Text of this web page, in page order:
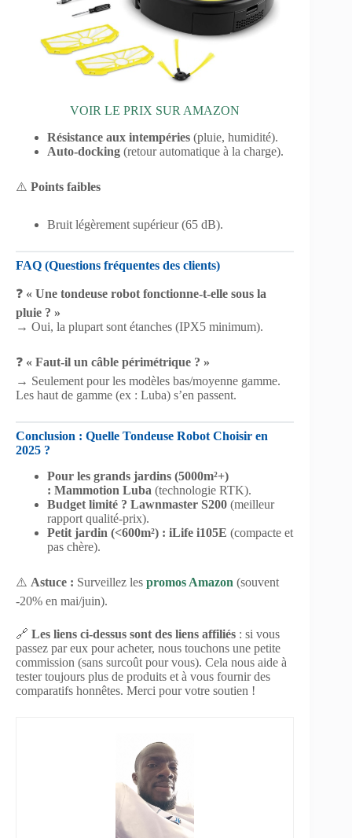
VOIR LE PRIX SUR AMAZON
Résistance aux intempéries (pluie, humidité).
Auto-docking (retour automatique à la charge).
⚠️ Points faibles
Bruit légèrement supérieur (65 dB).
FAQ (Questions fréquentes des clients)
❓ « Une tondeuse robot fonctionne-t-elle sous la
pluie ? »
→ Oui, la plupart sont étanches (IPX5 minimum).
❓ « Faut-il un câble périmétrique ? »
→ Seulement pour les modèles bas/moyenne gamme.
Les haut de gamme (ex : Luba) s’en passent.
Conclusion : Quelle Tondeuse Robot Choisir en
2025 ?
Pour les grands jardins (5000m²+)
: Mammotion Luba (technologie RTK).
Budget limité ? Lawnmaster S200 (meilleur
rapport qualité-prix).
Petit jardin (<600m²) : iLife i105E (compacte et
pas chère).
⚠️ Astuce : Surveillez les promos Amazon (souvent
-20% en mai/juin).
🔗 Les liens ci-dessus sont des liens affiliés : si vous
passez par eux pour acheter, nous touchons une petite
commission (sans surcoût pour vous). Cela nous aide à
tester toujours plus de produits et à vous fournir des
comparatifs honnêtes. Merci pour votre soutien !